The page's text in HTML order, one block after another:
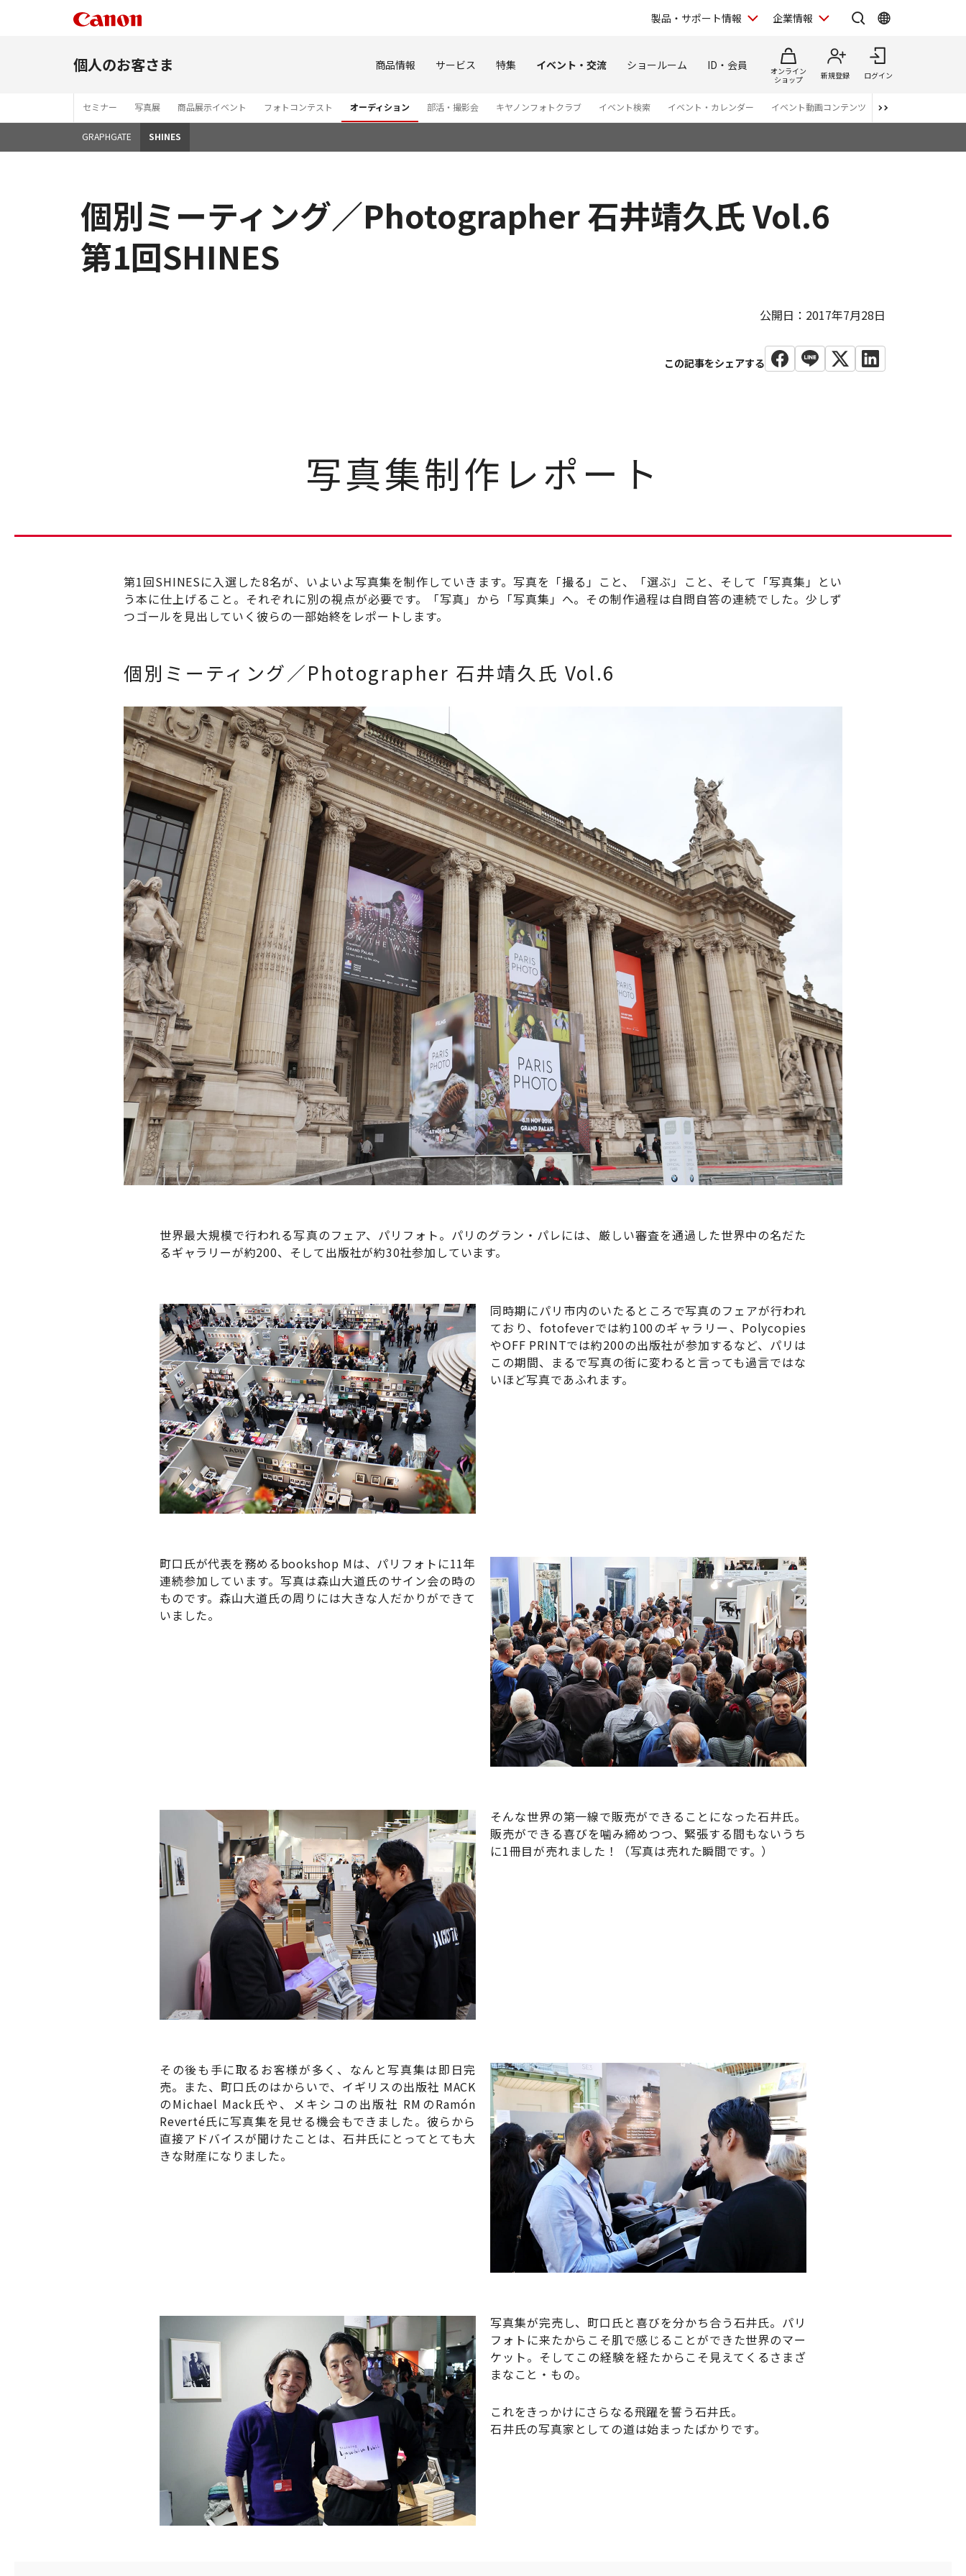
製品・サポート情報 企業情報
個人のお客さま 商品情報 サービス 特集 イベント・交流 ショールーム ID・会員
オンライン
ショップ
新規登録 ログイン
セミナー 写真展 商品展示イベント フォトコンテスト オーディション 部活・撮影会 キヤノンフォトクラブ イベント検索 イベント・カレンダー イベント動画コンテンツ 番組スタッフが語
GRAPHGATE SHINES
個別ミーティング／Photographer 石井靖久氏 Vol.6
第1回SHINES
公開日：2017年7月28日
写真集制作レポート
第1回SHINESに入選した8名が、いよいよ写真集を制作していきます。写真を「撮る」こと、「選ぶ」こと、そして「写真集」とい
う本に仕上げること。それぞれに別の視点が必要です。「写真」から「写真集」へ。その制作過程は自問自答の連続でした。少しず
つゴールを見出していく彼らの一部始終をレポートします。
個別ミーティング／Photographer 石井靖久氏 Vol.6
世界最大規模で行われる写真のフェア、パリフォト。パリのグラン・パレには、厳しい審査を通過した世界中の名だた
るギャラリーが約200、そして出版社が約30社参加しています。
同時期にパリ市内のいたるところで写真のフェアが行われ
ており、fotofeverでは約100のギャラリー、Polycopies
やOFF PRINTでは約200の出版社が参加するなど、パリは
この期間、まるで写真の街に変わると言っても過言ではな
いほど写真であふれます。
町口氏が代表を務めるbookshop Mは、パリフォトに11年
連続参加しています。写真は森山大道氏のサイン会の時の
ものです。森山大道氏の周りには大きな人だかりができて
いました。
そんな世界の第一線で販売ができることになった石井氏。
販売ができる喜びを噛み締めつつ、緊張する間もないうち
に1冊目が売れました！（写真は売れた瞬間です。）
その後も手に取るお客様が多く、なんと写真集は即日完
売。また、町口氏のはからいで、イギリスの出版社 MACK
のMichael Mack氏や、メキシコの出版社 RMのRamón
Reverté氏に写真集を見せる機会もできました。彼らから
直接アドバイスが聞けたことは、石井氏にとってとても大
きな財産になりました。
写真集が完売し、町口氏と喜びを分かち合う石井氏。パリ
フォトに来たからこそ肌で感じることができた世界のマー
ケット。そしてこの経験を経たからこそ見えてくるさまざ
まなこと・もの。
これをきっかけにさらなる飛躍を誓う石井氏。
石井氏の写真家としての道は始まったばかりです。